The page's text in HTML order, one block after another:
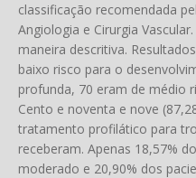
classificação recomendada
Angiologia e Cirurgia
maneira descritiva.
baixo risco para o
profunda, 70 eram de médio
Cento e noventa e nove
tratamento profilático para
receberam. Apenas 18,57%
moderado e 20,90% dos